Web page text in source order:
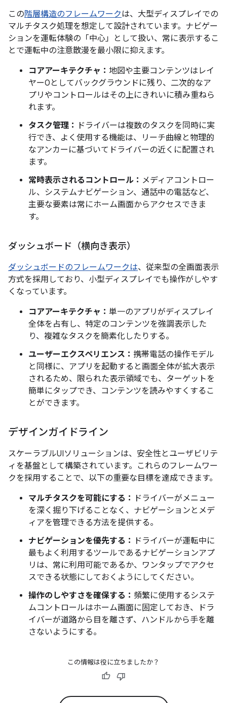
この階層構造のフレームワークは、大型ディスプレイでの
マルチタスク処理を想定して設計されています。ナビゲー
ションを運転体験の「中心」として扱い、常に表示するこ
とで運転中の注意散漫を最小限に抑えます。
コアアーキテクチャ： 地図や主要コンテンツはレイ
ヤー0としてバックグラウンドに残り、二次的なア
プリやコントロールはその上にきれいに積み重ねら
れます。
タスク管理： ドライバーは複数のタスクを同時に実
行でき、よく使用する機能は、リーチ曲線と物理的
なアンカーに基づいてドライバーの近くに配置され
ます。
常時表示されるコントロール： メディアコントロー
ル、システムナビゲーション、通話中の電話など、
主要な要素は常にホーム画面からアクセスできま
す。
ダッシュボード（横向き表示）
ダッシュボードのフレームワークは、従来型の全画面表示
方式を採用しており、小型ディスプレイでも操作がしやす
くなっています。
コアアーキテクチャ： 単一のアプリがディスプレイ
全体を占有し、特定のコンテンツを強調表示した
り、複雑なタスクを簡素化したりする。
ユーザーエクスペリエンス： 携帯電話の操作モデル
と同様に、アプリを起動すると画面全体が拡大表示
されるため、限られた表示領域でも、ターゲットを
簡単にタップでき、コンテンツを読みやすくするこ
とができます。
デザインガイドライン
スケーラブルUIソリューションは、安全性とユーザビリテ
ィを基盤として構築されています。これらのフレームワー
クを採用することで、以下の重要な目標を達成できます。
マルチタスクを可能にする： ドライバーがメニュー
を深く掘り下げることなく、ナビゲーションとメデ
ィアを管理できる方法を提供する。
ナビゲーションを優先する： ドライバーが運転中に
最もよく利用するツールであるナビゲーションアプ
リは、常に利用可能であるか、ワンタップでアクセ
スできる状態にしておくようにしてください。
操作のしやすさを確保する： 頻繁に使用するシステ
ムコントロールはホーム画面に固定しておき、ドラ
イバーが道路から目を離さず、ハンドルから手を離
さないようにする。
この情報は役に立ちましたか？